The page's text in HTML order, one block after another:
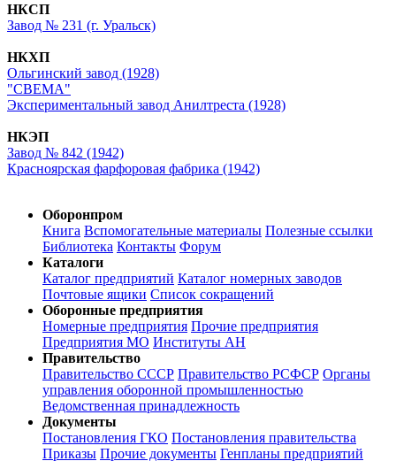
НКСП
Завод № 231 (г. Уральск)
НКХП
Ольгинский завод (1928)
"СВЕМА"
Экспериментальный завод Анилтреста (1928)
НКЭП
Завод № 842 (1942)
Красноярская фарфоровая фабрика (1942)
Оборонпром
Книга Вспомогательные материалы Полезные ссылки
Библиотека Контакты Форум
Каталоги
Каталог предприятий Каталог номерных заводов
Почтовые ящики Список сокращений
Оборонные предприятия
Номерные предприятия Прочие предприятия
Предприятия МО Институты АН
Правительство
Правительство СССР Правительство РСФСР Органы
управления оборонной промышленностью
Ведомственная принадлежность
Документы
Постановления ГКО Постановления правительства
Приказы Прочие документы Генпланы предприятий